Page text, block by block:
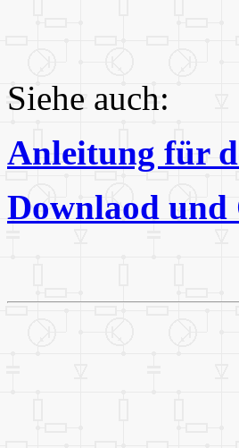
Siehe auch:
Anleitung für
Downlaod